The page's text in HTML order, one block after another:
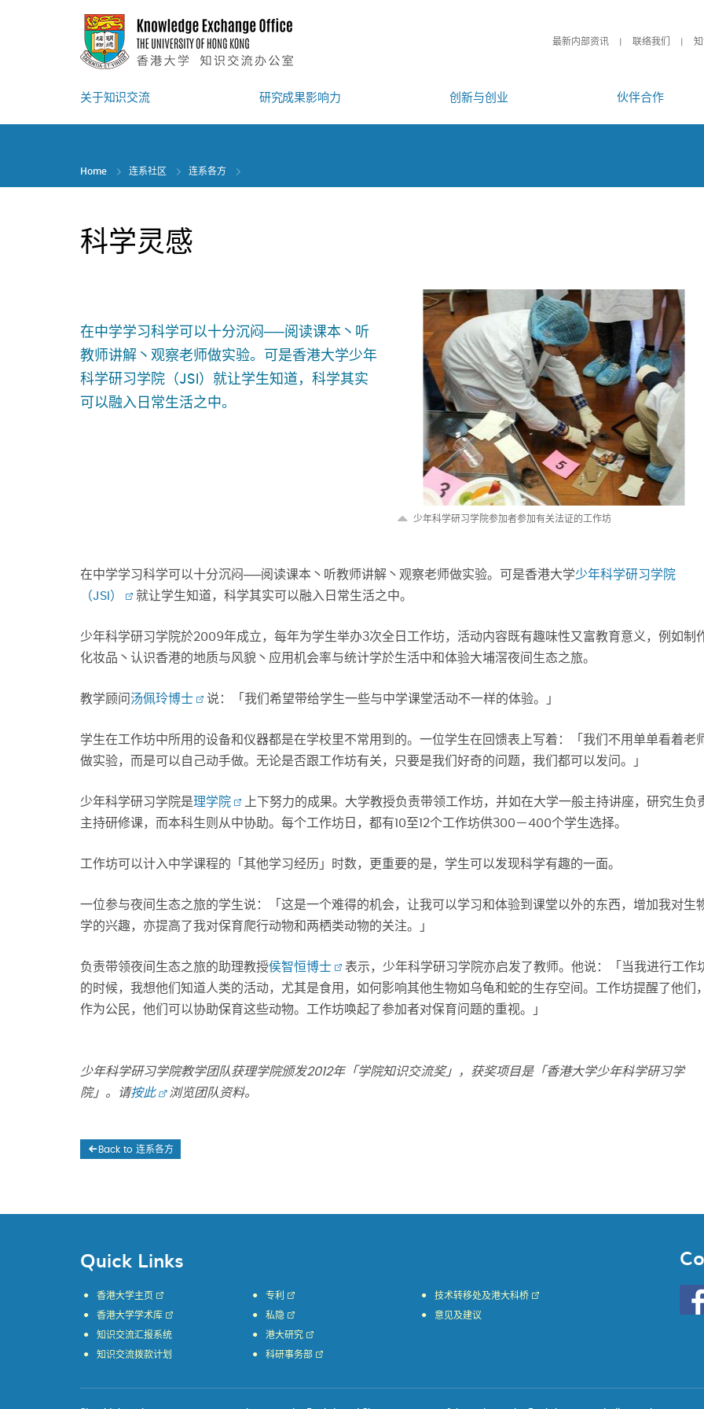
最新内部资讯 联络我们
关于知识交流 研究成果影响力 创新与创业 伙伴合作
Home 连系社区 连系各方
科学灵感
在中学学习科学可以十分沉闷──阅读课本丶听
教师讲解丶观察老师做实验。可是香港大学少年
科学研习学院（JSI）就让学生知道，科学其实
可以融入日常生活之中。
少年科学研习学院参加者参加有关法证的工作坊
在中学学习科学可以十分沉闷──阅读课本丶听教师讲解丶观察老师做实验。可是香港大学少年科学研习学院
（JSI）
就让学生知道，科学其实可以融入日常生活之中。
少年科学研习学院於2009年成立，每年为学生举办3次全日工作坊，活动内容既有趣味性又富教育意义，例如制
化妆品丶认识香港的地质与风貌丶应用机会率与统计学於生活中和体验大埔滘夜间生态之旅。
教学顾问 汤佩玲博士 说：「我们希望带给学生一些与中学课堂活动不一样的体验。」
学生在工作坊中所用的设备和仪器都是在学校里不常用到的。一位学生在回馈表上写着：「我们不用单单看着老
做实验，而是可以自己动手做。无论是否跟工作坊有关，只要是我们好奇的问题，我们都可以发问。」
少年科学研习学院是理学院
上下努力的成果。大学教授负责带领工作坊，并如在大学一般主持讲座，研究生负
主持研修课，而本科生则从中协助。每个工作坊日，都有10至12个工作坊供300－400个学生选择。
工作坊可以计入中学课程的「其他学习经历」时数，更重要的是，学生可以发现科学有趣的一面。
一位参与夜间生态之旅的学生说：「这是一个难得的机会，让我可以学习和体验到课堂以外的东西，增加我对生
学的兴趣，亦提高了我对保育爬行动物和两栖类动物的关注。」
负责带领夜间生态之旅的助理教授侯智恒博士
表示，少年科学研习学院亦启发了教师。他说：「当我进行工作
的时候，我想他们知道人类的活动，尤其是食用，如何影响其他生物如乌龟和蛇的生存空间。工作坊提醒了他们，
作为公民，他们可以协助保育这些动物。工作坊唤起了参加者对保育问题的重视。」
少年科学研习学院教学团队获理学院颁发2012年「学院知识交流奖」，获奖项目是「香港大学少年科学研习学
院」。
请按此 浏览团队资料。
Back to 连系各方
Quick Links
香港大学主页
香港大学学术库
知识交流汇报系统
知识交流拨款计划
专利
私隐
港大研究
科研事务部
技术转移处及港大科桥
意见及建议
HKU